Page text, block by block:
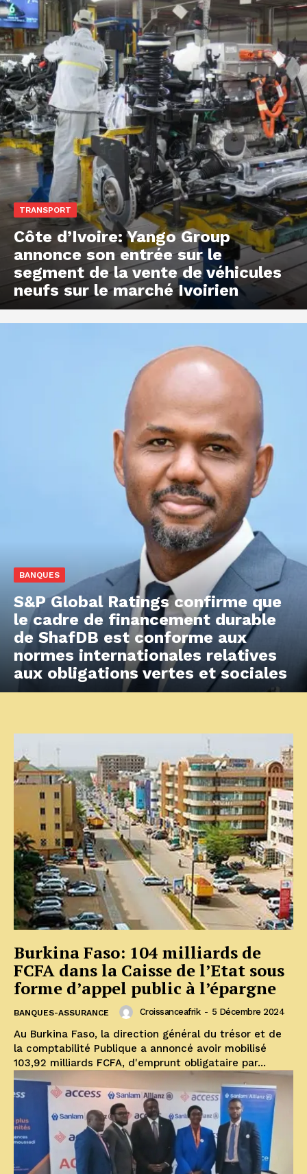
TRANSPORT
Côte d’Ivoire: Yango Group
annonce son entrée sur le
segment de la vente de véhicules
neufs sur le marché Ivoirien
BANQUES
S&P Global Ratings confirme que
le cadre de financement durable
de ShafDB est conforme aux
normes internationales relatives
aux obligations vertes et sociales
Burkina Faso: 104 milliards de
FCFA dans la Caisse de l’Etat sous
forme d’appel public à l’épargne
BANQUES-ASSURANCE Croissanceafrik - 5 Décembre 2024
Au Burkina Faso, la direction général du trésor et de
la comptabilité Publique a annoncé avoir mobilisé
103,92 milliards FCFA, d'emprunt obligataire par...